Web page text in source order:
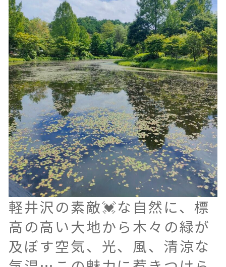
軽井沢の素敵💓な自然に、標
高の高い大地から木々の緑が
及ぼす空気、光、風、清涼な